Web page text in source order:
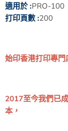
適用於 :PRO-100
打印頁數 :200
始印香港打印專
2017至今我們已
本，